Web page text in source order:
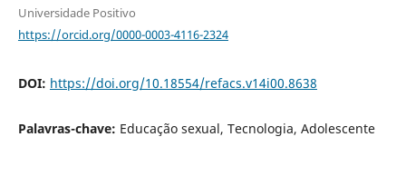
Universidade Positivo
https://orcid.org/0000-0003-4116-2324
DOI: https://doi.org/10.18554/refacs.v14i00.8638
Palavras-chave: Educação sexual, Tecnologia, Adolescente